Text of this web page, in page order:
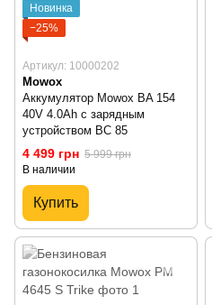
Новинка
−25%
Артикул: 10000202
Mowox
Аккумулятор Mowox BA 154
40V 4.0Ah с зарядным
устройством BC 85
4 499 грн 5 999 грн
В наличии
Купить